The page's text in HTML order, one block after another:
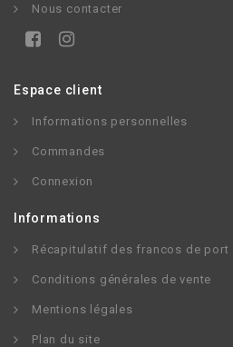
Nous contacter
Espace client
Informations personnelles
Commandes
Connexion
Informations
Récapitulatif des francos de port
Conditions générales de vente
Mentions légales
Plan du site